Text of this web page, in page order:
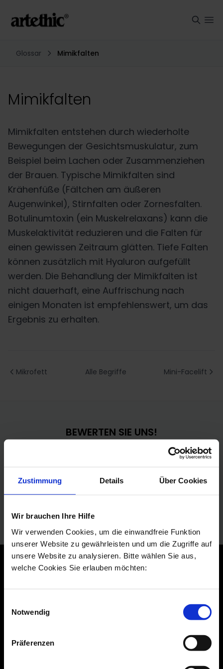
Zustimmung Details Über Cookies
Wir brauchen Ihre Hilfe
Wir verwenden Cookies, um die einwandfreie Funktion
unserer Website zu gewährleisten und um die Zugriffe auf
unsere Website zu analysieren. Bitte wählen Sie aus,
welche Cookies Sie erlauben möchten:
Notwendig
Präferenzen
Glossar Mimikfalten
Mimikfalten
Mimikfalten entstehen durch wiederholte
Bewegungen der Gesichtsmuskulatur, zum
Beispiel beim Lachen oder Zusammenziehen
der Brauen. Typische Mimikfalten sind
Krähenfüße (Fältchen am äußeren
Augenwinkel), Stirnfalten oder Zornesfalten.
Botulinumtoxin (ein Muskelrelaxans) kann die
Muskelaktivität reduzieren und die Falten für
einen gewissen Zeitraum glätten. Tiefe Falten
können zusätzlich mit Hyaluron aufgefüllt
werden. Die Behandlung der Mimikfalten ist
nicht dauerhaft, eine Auffrischung nach
einigen Monaten ist empfehlenswert, um das
Ergebnis zu erhalten.
Mikrofett Alle Begriffe Mini-Facelift
BEWERTEN SIE UNS!
Ästhetische Chirurgie in Düsseldorf und Berlin.